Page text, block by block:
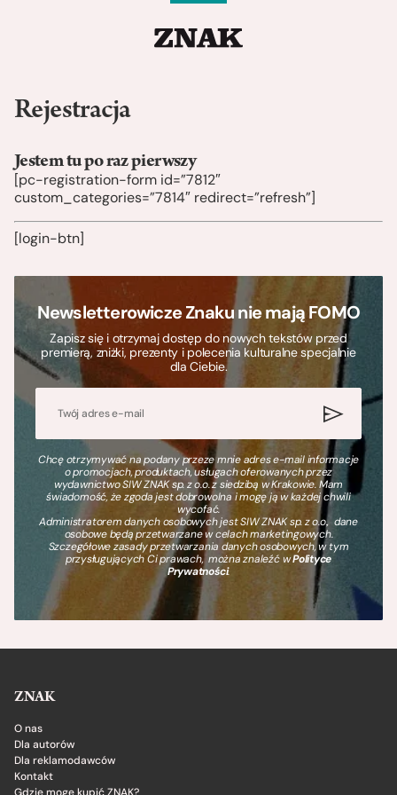
Rejestracja
Jestem tu po raz pierwszy
[pc-registration-form id=”7812″
custom_categories=”7814″ redirect=”refresh”]
[login-btn]
Newsletterowicze Znaku nie mają FOMO
Zapisz się i otrzymaj dostęp do nowych tekstów przed
premierą, zniżki, prezenty i polecenia kulturalne specjalnie
dla Ciebie.
Chcę otrzymywać na podany przeze mnie adres e-mail informacje
o promocjach, produktach, usługach oferowanych przez
wydawnictwo SIW ZNAK sp. z o.o. z siedzibą w Krakowie. Mam
świadomość, że zgoda jest dobrowolna i mogę ją w każdej chwili
wycofać.
Administratorem danych osobowych jest SIW ZNAK sp. z o.o., dane
osobowe będą przetwarzane w celach marketingowych.
Szczegółowe zasady przetwarzania danych osobowych, w tym
przysługujących Ci prawach, można znaleźć wPolityce
Prywatności.
ZNAK
O nas
Dla autorów
Dla reklamodawców
Kontakt